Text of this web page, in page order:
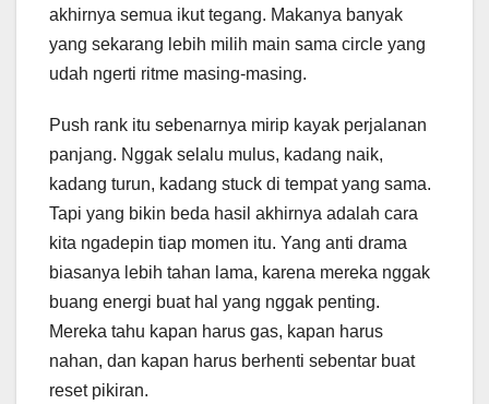
akhirnya semua ikut tegang. Makanya banyak
yang sekarang lebih milih main sama circle yang
udah ngerti ritme masing-masing.
Push rank itu sebenarnya mirip kayak perjalanan
panjang. Nggak selalu mulus, kadang naik,
kadang turun, kadang stuck di tempat yang sama.
Tapi yang bikin beda hasil akhirnya adalah cara
kita ngadepin tiap momen itu. Yang anti drama
biasanya lebih tahan lama, karena mereka nggak
buang energi buat hal yang nggak penting.
Mereka tahu kapan harus gas, kapan harus
nahan, dan kapan harus berhenti sebentar buat
reset pikiran.